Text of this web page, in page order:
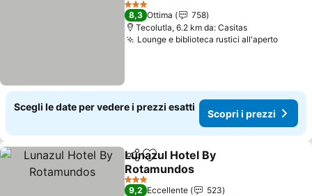
3 Stelle
8,3 Ottima
758
Tecolutla, 6.2 km da: Casitas
Lounge e biblioteca rustici all'aperto
Scegli le date per vedere i prezzi esatti
Scopri i prezzi
CondividiAggiungi ai preferiti
Lunazul Hotel By
Rotamundos
Scopri i prezzi
3 Stelle
9,2 Eccellente
523